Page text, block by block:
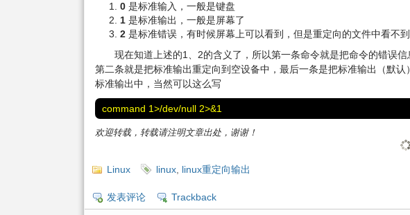
0 是标准输入，一般是键盘
1 是标准输出，一般是屏幕了
2 是标准错误，有时候屏幕上可以看到，但是重定向的文件中看不
现在知道上述的1、2的含义了，所以第一条命令就是把命令的错误
第二条就是把标准输出重定向到空设备中，最后一条是把标准输出（默
标准输出中，当然可以这么写
command 1>/dev/null 2>&1
欢迎转载，转载请注明文章出处，谢谢！
Linux
linux linux重定向输出
发表评论 Trackback